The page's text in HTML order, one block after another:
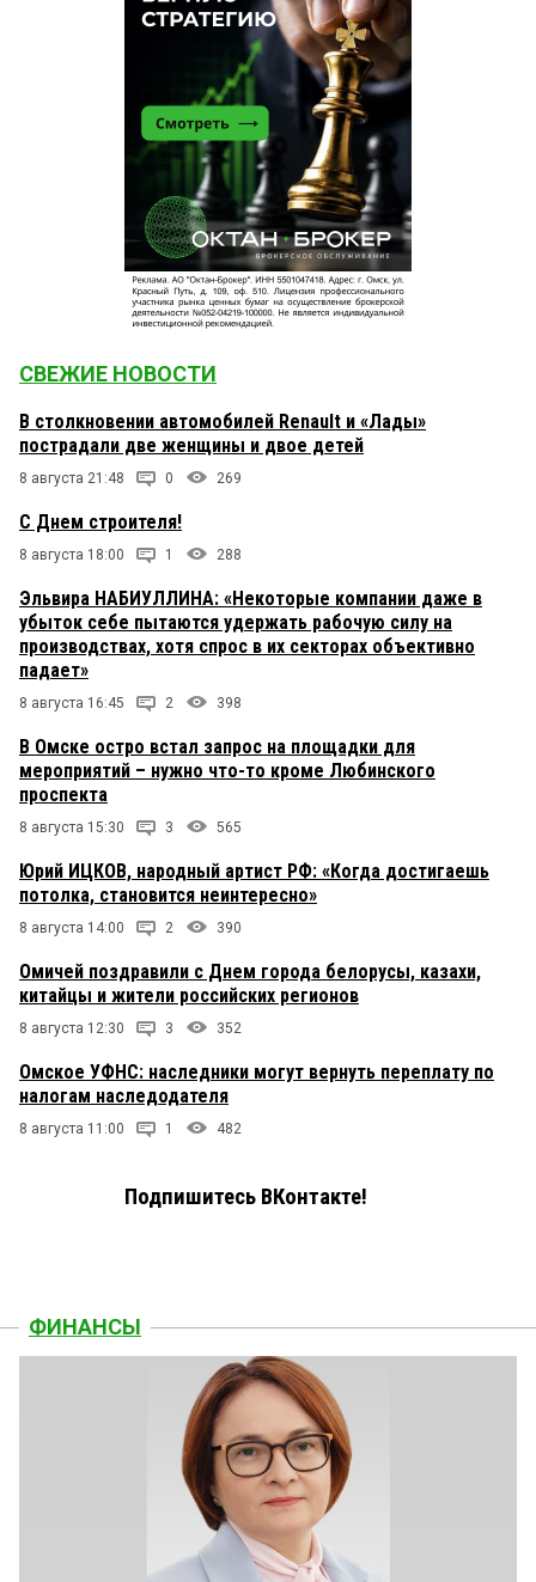
СВЕЖИЕ НОВОСТИ
В столкновении автомобилей Renault и «Лады»
пострадали две женщины и двое детей
8 августа 21:48 0 269
С Днем строителя!
8 августа 18:00 1 288
Эльвира НАБИУЛЛИНА: «Некоторые компании даже в
убыток себе пытаются удержать рабочую силу на
производствах, хотя спрос в их секторах объективно
падает»
8 августа 16:45 2 398
В Омске остро встал запрос на площадки для
мероприятий – нужно что-то кроме Любинского
проспекта
8 августа 15:30 3 565
Юрий ИЦКОВ, народный артист РФ: «Когда достигаешь
потолка, становится неинтересно»
8 августа 14:00 2 390
Омичей поздравили с Днем города белорусы, казахи,
китайцы и жители российских регионов
8 августа 12:30 3 352
Омское УФНС: наследники могут вернуть переплату по
налогам наследодателя
8 августа 11:00 1 482
Подпишитесь ВКонтакте!
ФИНАНСЫ